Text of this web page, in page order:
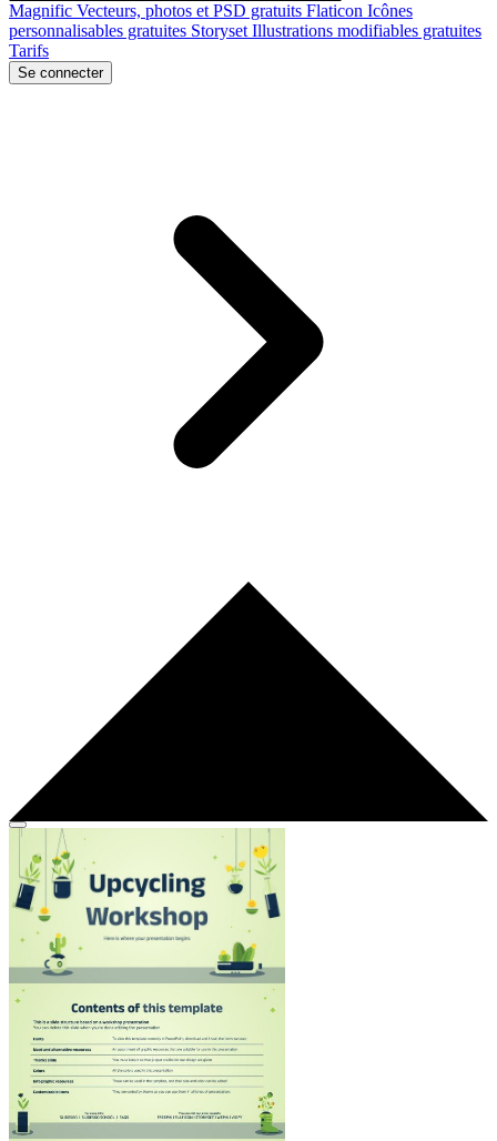
Magnific Vecteurs, photos et PSD gratuits Flaticon Icônes
personnalisables gratuites Storyset Illustrations modifiables gratuites
Tarifs
Se connecter